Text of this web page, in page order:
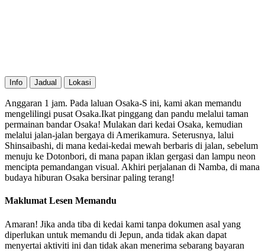
Info Jadual Lokasi
Anggaran 1 jam. Pada laluan Osaka-S ini, kami akan memandu
mengelilingi pusat Osaka.Ikat pinggang dan pandu melalui taman
permainan bandar Osaka! Mulakan dari kedai Osaka, kemudian
melalui jalan-jalan bergaya di Amerikamura. Seterusnya, lalui
Shinsaibashi, di mana kedai-kedai mewah berbaris di jalan, sebelum
menuju ke Dotonbori, di mana papan iklan gergasi dan lampu neon
mencipta pemandangan visual. Akhiri perjalanan di Namba, di mana
budaya hiburan Osaka bersinar paling terang!
Maklumat Lesen Memandu
Amaran! Jika anda tiba di kedai kami tanpa dokumen asal yang
diperlukan untuk memandu di Jepun, anda tidak akan dapat
menyertai aktiviti ini dan tidak akan menerima sebarang bayaran